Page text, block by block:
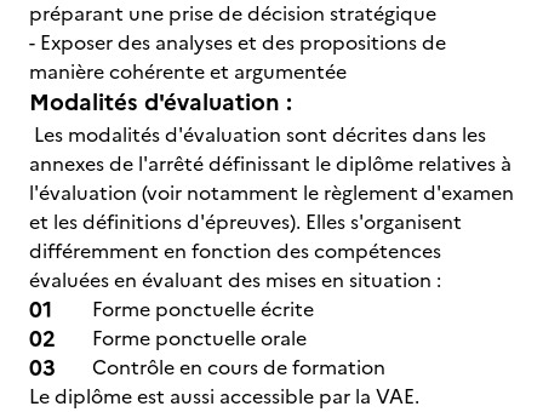
préparant une prise de décision stratégique
- Exposer des analyses et des propositions de
manière cohérente et argumentée
Modalités d'évaluation :
Les modalités d'évaluation sont décrites dans les
annexes de l'arrêté définissant le diplôme relatives à
l'évaluation (voir notamment le règlement d'examen
et les définitions d'épreuves). Elles s'organisent
différemment en fonction des compétences
évaluées en évaluant des mises en situation :
Forme ponctuelle écrite
Forme ponctuelle orale
Contrôle en cours de formation
Le diplôme est aussi accessible par la VAE.